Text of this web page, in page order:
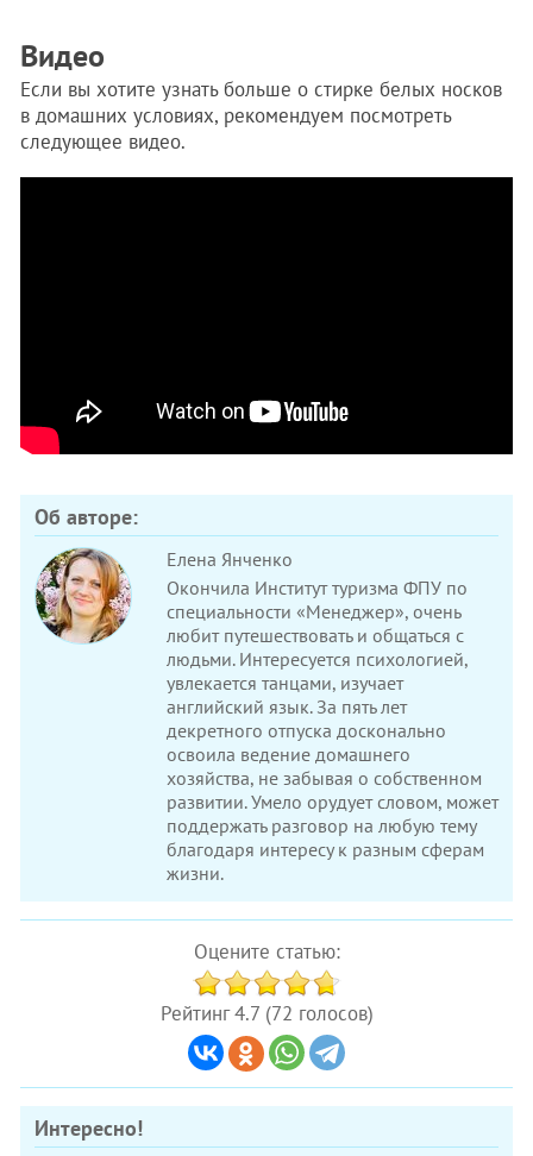
Видео
Если вы хотите узнать больше о стирке белых носков
в домашних условиях, рекомендуем посмотреть
следующее видео.
Об авторе:
Елена Янченко
Окончила Институт туризма ФПУ по
специальности «Менеджер», очень
любит путешествовать и общаться с
людьми. Интересуется психологией,
увлекается танцами, изучает
английский язык. За пять лет
декретного отпуска досконально
освоила ведение домашнего
хозяйства, не забывая о собственном
развитии. Умело орудует словом, может
поддержать разговор на любую тему
благодаря интересу к разным сферам
жизни.
Оцените статью:
Рейтинг 4.7 (72 голосов)
Интересно!